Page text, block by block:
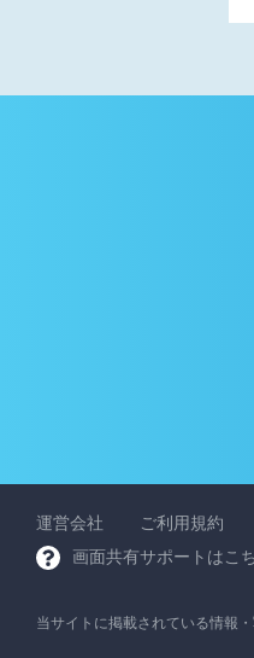
運営会社 ご利用規約
画面共有サポートはこ
当サイトに掲載されている情報